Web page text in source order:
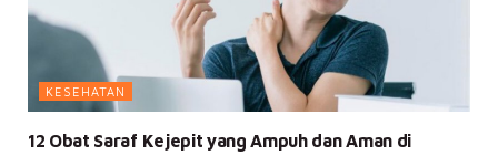
KESEHATAN
12 Obat Saraf Kejepit yang Ampuh dan Aman di